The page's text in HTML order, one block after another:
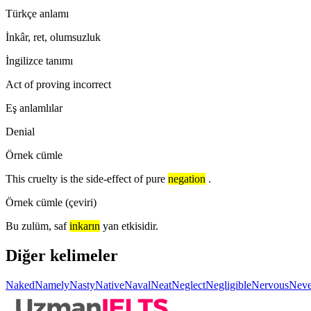
Türkçe anlamı
İnkâr, ret, olumsuzluk
İngilizce tanımı
Act of proving incorrect
Eş anlamlılar
Denial
Örnek cümle
This cruelty is the side-effect of pure negation .
Örnek cümle (çeviri)
Bu zulüm, saf inkarın yan etkisidir.
Diğer kelimeler
NakedNamelyNastyNativeNavalNeatNeglectNegligibleNervous